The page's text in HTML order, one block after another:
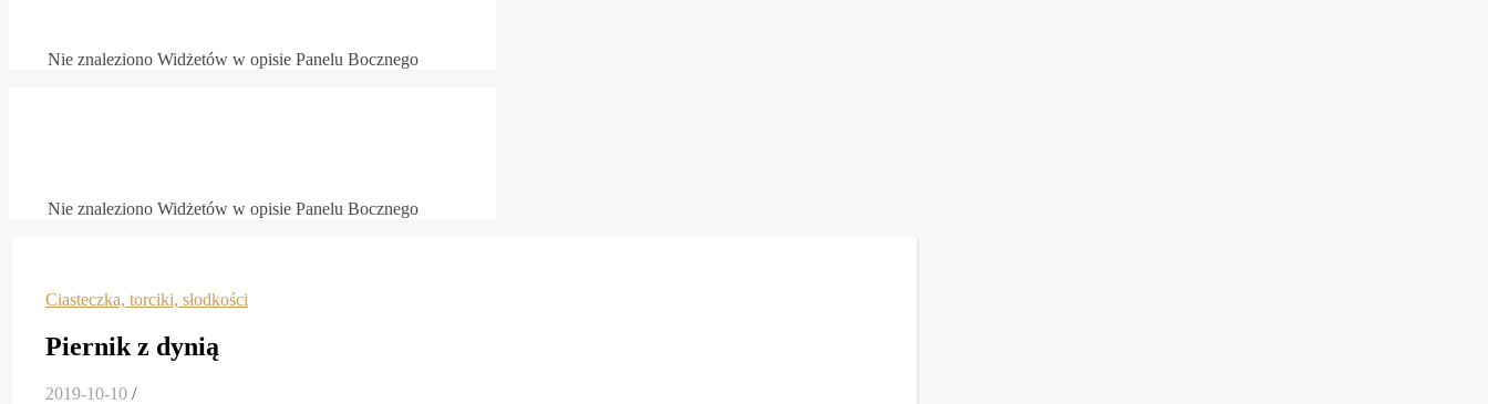
Nie znaleziono Widżetów w opisie Panelu Bocznego
Nie znaleziono Widżetów w opisie Panelu Bocznego
Ciasteczka, torciki, słodkości
Piernik z dynią
2019-10-10 /